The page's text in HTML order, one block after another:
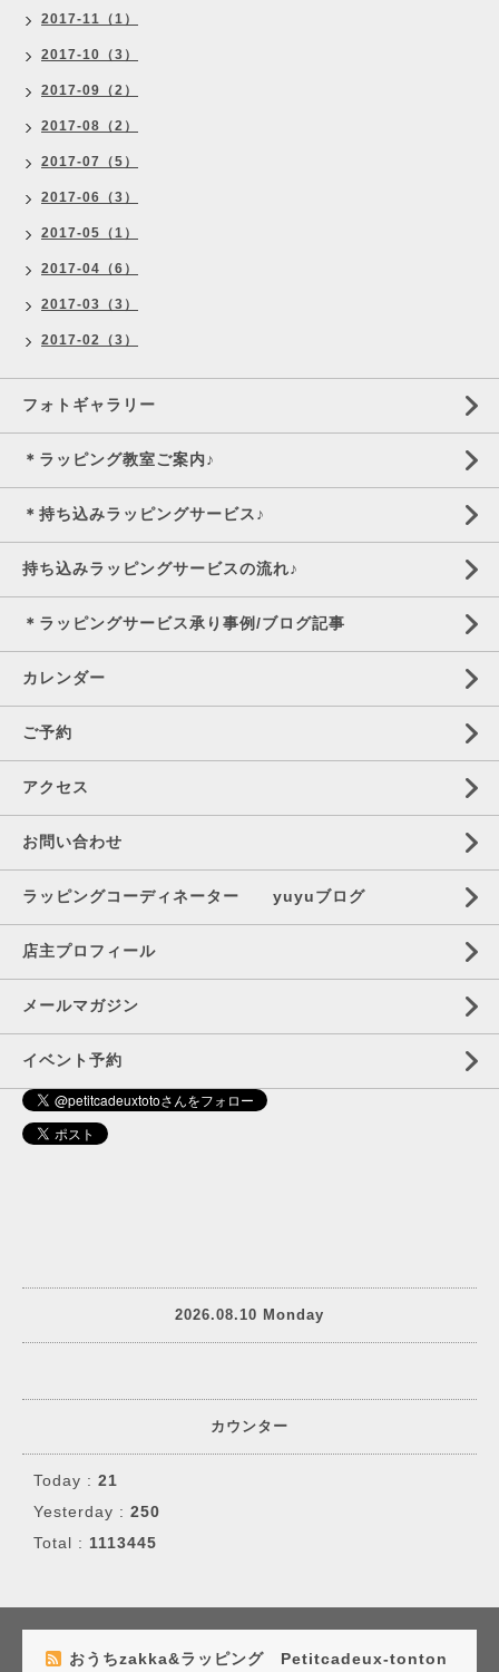
2017-11（1）
2017-10（3）
2017-09（2）
2017-08（2）
2017-07（5）
2017-06（3）
2017-05（1）
2017-04（6）
2017-03（3）
2017-02（3）
フォトギャラリー
＊ラッピング教室ご案内♪
＊持ち込みラッピングサービス♪
持ち込みラッピングサービスの流れ♪
＊ラッピングサービス承り事例/ブログ記事
カレンダー
ご予約
アクセス
お問い合わせ
ラッピングコーディネーター yuyuブログ
店主プロフィール
メールマガジン
イベント予約
2026.08.10 Monday
カウンター
Today : 21
Yesterday : 250
Total : 1113445
おうちzakka&ラッピング Petitcadeux-tonton